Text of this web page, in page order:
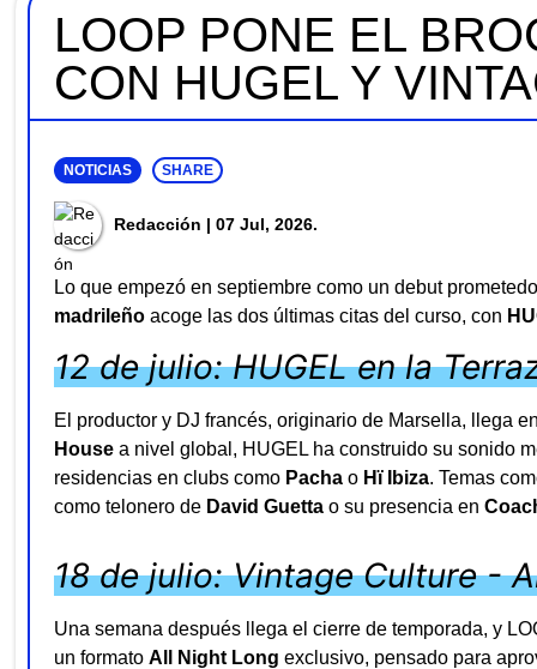
LOOP PONE EL
CON HUGEL Y
NOTICIAS SHARE
Redacción | 07 Jul, 2026.
Lo que empezó en septiembre como un debut
madrileño acoge las dos últimas citas del curso, con
12 de julio: HUGEL en la
El productor y DJ francés, originario de Marsella, llega
House a nivel global, HUGEL ha construido su sonido
residencias en clubs como Pacha o Hï Ibiza. Temas
como telonero de David Guetta o su presencia en
18 de julio: Vintage Culture -
Una semana después llega el cierre de temporada, y
un formato All Night Long exclusivo, pensado para